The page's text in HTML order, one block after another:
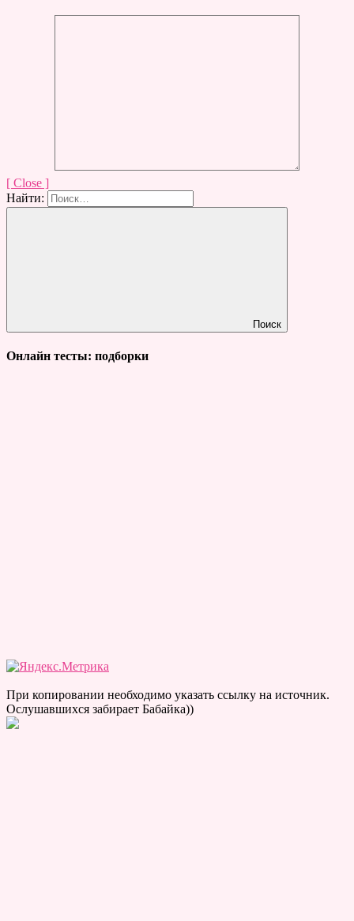
[ Close ]
Найти:
Поиск
Онлайн тесты: подборки
При копировании необходимо указать ссылку на источник.
Ослушавшихся забирает Бабайка))